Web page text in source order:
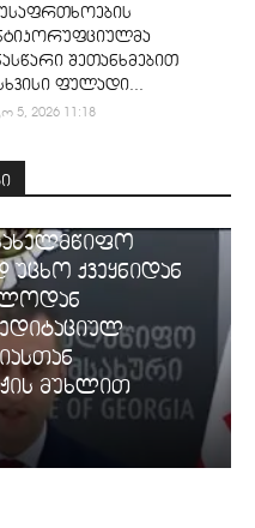
შეთანხმებით
ფულადი...
5, 2026 11:18
უცხო ქვეყნიდან
მუხლით